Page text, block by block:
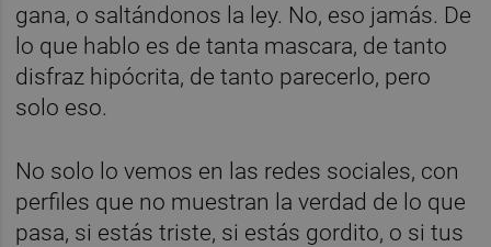
gana, o saltándonos la ley. No, eso jamás. De
lo que hablo es de tanta mascara, de tanto
disfraz hipócrita, de tanto parecerlo, pero
solo eso.
No solo lo vemos en las redes sociales, con
perfiles que no muestran la verdad de lo que
pasa, si estás triste, si estás gordito, o si tus